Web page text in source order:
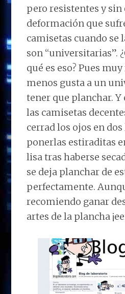
pero resistentes y
deformación que
camisetas cuando se
son “universitarias”.
qué es eso? Pues
menos gusta a un
tener que planchar.
las camisetas
cerrad los ojos en dos
ponerlas estiraditas
lisa tras haberse
se deja planchar de
perfectamente.
recomiendo ganar
artes de la plancha